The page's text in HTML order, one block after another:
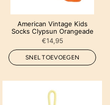
American Vintage Kids
Socks Clypsun Orangeade
€14,95
SNEL TOEVOEGEN